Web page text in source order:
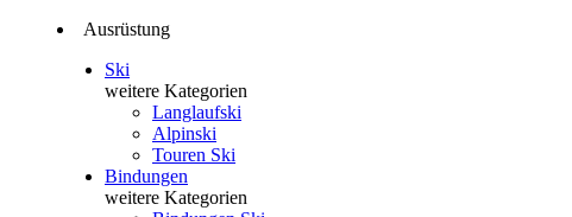
Ausrüstung
Ski
weitere Kategorien
Langlaufski
Alpinski
Touren Ski
Bindungen
weitere Kategorien